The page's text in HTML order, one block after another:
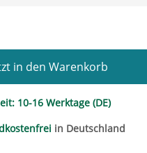
in den Warenkorb
10-16 Werktage (DE)
in Deutschland